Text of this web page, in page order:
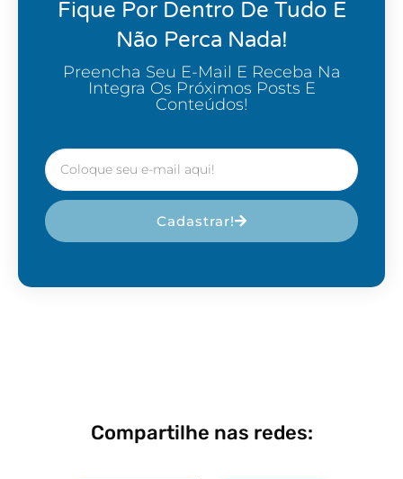
Fique Por Dentro De Tudo E
Não Perca Nada!
Preencha Seu E-Mail E Receba Na
Integra Os Próximos Posts E
Conteúdos!
Cadastrar!
Compartilhe nas redes: